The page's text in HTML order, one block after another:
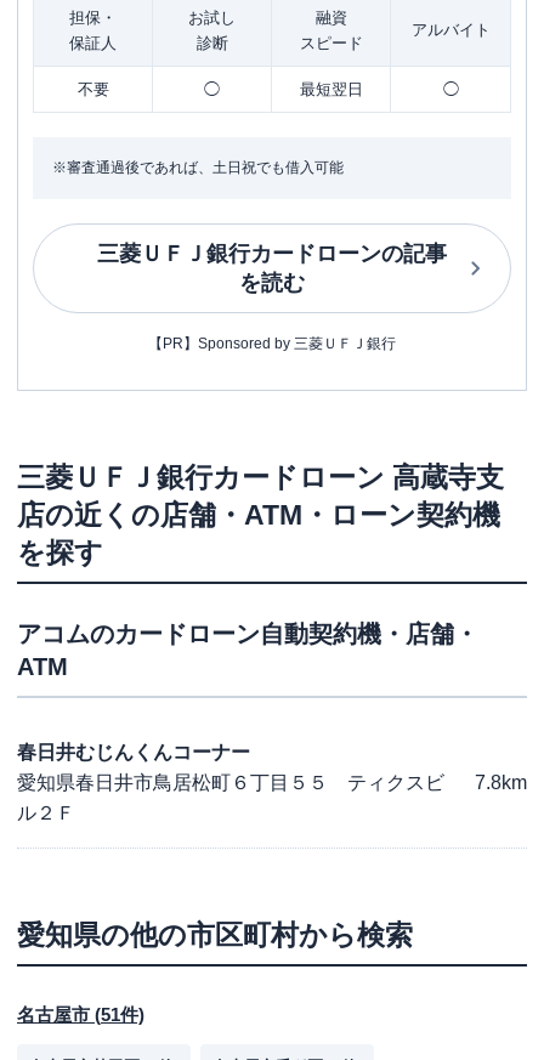
担保・
保証人
お試し
診断
融資
スピード
アルバイト
不要 ◯ 最短翌日 ◯
※審査通過後であれば、土日祝でも借入可能
三菱ＵＦＪ銀行カードローンの記事
を読む
【PR】Sponsored by 三菱ＵＦＪ銀行
三菱ＵＦＪ銀行カードローン 高蔵寺支
店の近くの店舗・ATM・ローン契約機
を探す
アコムのカードローン自動契約機・店舗・
ATM
春日井むじんくんコーナー
愛知県春日井市鳥居松町６丁目５５ ティクスビ
ル２Ｆ
7.8km
愛知県の他の市区町村から検索
名古屋市 (51件)